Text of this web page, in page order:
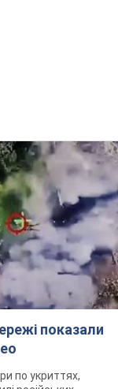
показали
по укриттях,